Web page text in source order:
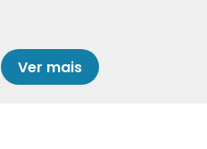
Ver mais